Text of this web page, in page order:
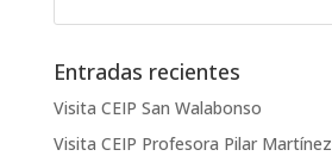
Entradas recientes
Visita CEIP San Walabonso
Visita CEIP Profesora Pilar Martínez